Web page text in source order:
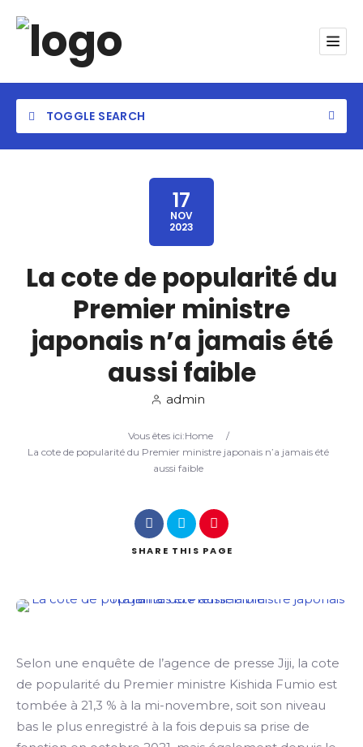
TOGGLE SEARCH
Location
17
NOV
2023
La cote de popularité du
Premier ministre
japonais n’a jamais été
aussi faible
admin
Vous êtes ici:Home
/
La cote de popularité du Premier ministre japonais n’a jamais été
aussi faible
SHARE THIS PAGE
Selon une enquête de l’agence de presse Jiji, la cote
de popularité du Premier ministre Kishida Fumio est
tombée à 21,3 % à la mi-novembre, soit son niveau
bas le plus enregistré à la fois depuis sa prise de